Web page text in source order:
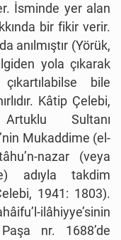
İsminde yer alan
bir fikir verir.
anılmıştır (Yörük,
yola çıkarak
bile
Kâtip Çelebi,
Artuklu Sultanı
Mukaddime (el-
nazar (veya
adıyla takdim
1941: 1803).
ilâhiyye’sinin
nr. 1688’de